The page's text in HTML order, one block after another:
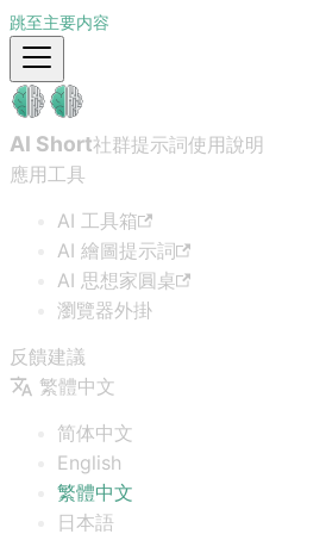
跳至主要内容
AI Short社群提示詞使用說明
應用工具
AI 工具箱
AI 繪圖提示詞
AI 思想家圓桌
瀏覽器外掛
反饋建議
繁體中文
简体中文
English
繁體中文
日本語